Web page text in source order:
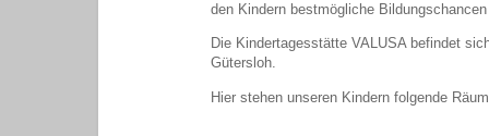
den Kindern bestmögliche
Die Kindertagesstätte VALUSA befindet
Gütersloh.
Hier stehen unseren Kindern folgende